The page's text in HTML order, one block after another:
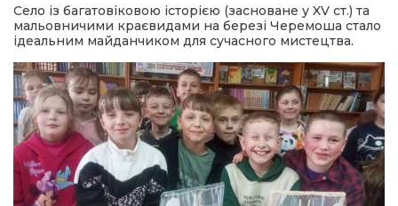
Село із багатовіковою історією (засноване у XV ст.) та
мальовничими краєвидами на березі Черемоша стало
ідеальним майданчиком для сучасного мистецтва.